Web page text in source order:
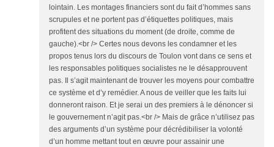
lointain. Les montages financiers sont du fait d’hommes sans
scrupules et ne portent pas d’étiquettes politiques, mais
profitent des situations du moment (de droite, comme de
gauche).<br /> Certes nous devons les condamner et les
propos tenus lors du discours de Toulon vont dans ce sens et
les responsables politiques socialistes ne le désapprouvent
pas. Il s’agit maintenant de trouver les moyens pour combattre
ce système et d’y remédier. A nous de veiller que les faits lui
donneront raison. Et je serai un des premiers à le dénoncer si
le gouvernement n’agit pas.<br /> Mais de grâce n’utilisez pas
des arguments d’un système pour décrédibiliser la volonté
d’un homme mettant tout en œuvre pour assainir une